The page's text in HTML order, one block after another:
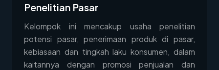
Tentang
Penawaran
Penelitian Pasar
Kelompok ini mencakup usaha penelitian
potensi pasar, penerimaan produk di pasar,
kebiasaan dan tingkah laku konsumen, dalam
kaitannya dengan promosi penjualan dan